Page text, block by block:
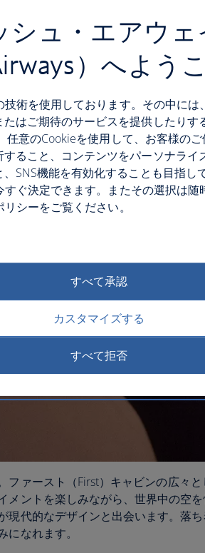
ファースト（First）キャビンの広々と
メントを楽しみながら、世界中の空
現代的なデザインと出会います。落
なれます。
シュ・エアウェ
）へよう
術を使用しております。その中には
はご期待のサービスを提供したりす
意のCookieを使用して、お客様のご
ること、コンテンツをパーソナライ
SNS機能を有効化することも目指し
すぐ決定できます。またその選択は随
シーをご覧ください。
すべて承認
カスタマイズする
すべて拒否